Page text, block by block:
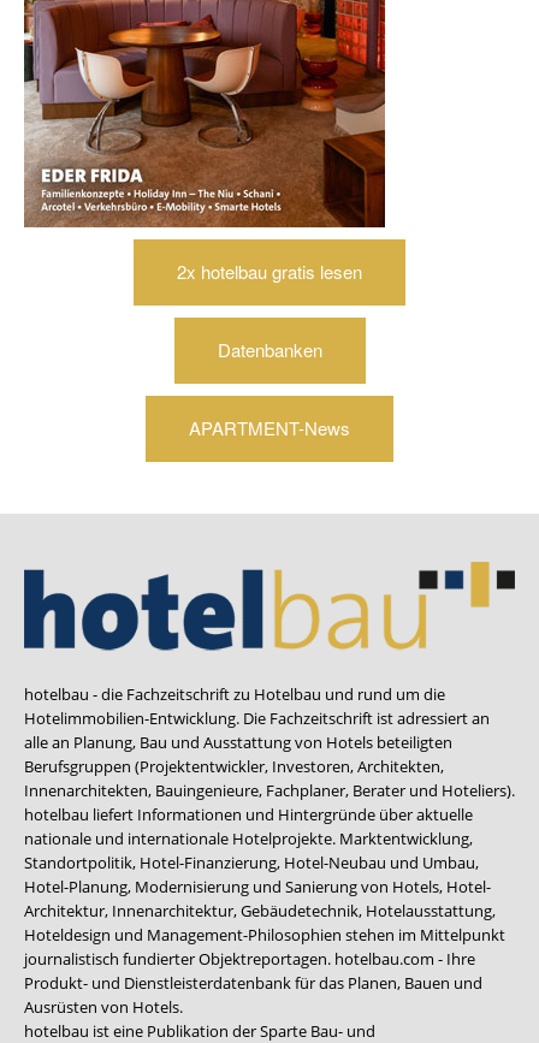
2x hotelbau gratis lesen
Datenbanken
APARTMENT-News
hotelbau - die Fachzeitschrift zu Hotelbau und rund um die
Hotelimmobilien-Entwicklung. Die Fachzeitschrift ist adressiert an
alle an Planung, Bau und Ausstattung von Hotels beteiligten
Berufsgruppen (Projektentwickler, Investoren, Architekten,
Innenarchitekten, Bauingenieure, Fachplaner, Berater und Hoteliers).
hotelbau liefert Informationen und Hintergründe über aktuelle
nationale und internationale Hotelprojekte. Marktentwicklung,
Standortpolitik, Hotel-Finanzierung, Hotel-Neubau und Umbau,
Hotel-Planung, Modernisierung und Sanierung von Hotels, Hotel-
Architektur, Innenarchitektur, Gebäudetechnik, Hotelausstattung,
Hoteldesign und Management-Philosophien stehen im Mittelpunkt
journalistisch fundierter Objektreportagen. hotelbau.com - Ihre
Produkt- und Dienstleisterdatenbank für das Planen, Bauen und
Ausrüsten von Hotels.
hotelbau ist eine Publikation der Sparte Bau- und